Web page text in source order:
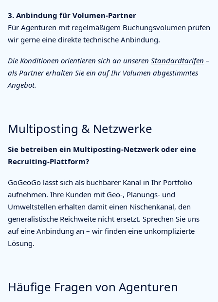
3. Anbindung für Volumen-Partner
Für Agenturen mit regelmäßigem Buchungsvolumen prüfen
wir gerne eine direkte technische Anbindung.
Die Konditionen orientieren sich an unseren Standardtarifen –
als Partner erhalten Sie ein auf Ihr Volumen abgestimmtes
Angebot.
Multiposting & Netzwerke
Sie betreiben ein Multiposting-Netzwerk oder eine
Recruiting-Plattform?
GoGeoGo lässt sich als buchbarer Kanal in Ihr Portfolio
aufnehmen. Ihre Kunden mit Geo-, Planungs- und
Umweltstellen erhalten damit einen Nischenkanal, den
generalistische Reichweite nicht ersetzt. Sprechen Sie uns
auf eine Anbindung an – wir finden eine unkomplizierte
Lösung.
Häufige Fragen von Agenturen